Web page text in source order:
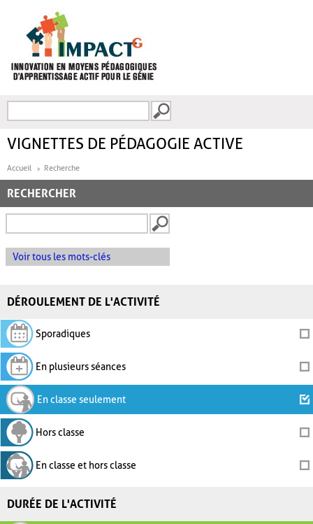
FORMULAIRE DE
VIGNETTES DE PÉDAGOGIE ACTIVE
Accueil Recherche
RECHERCHER
Voir tous les mots-clés
DÉROULEMENT DE L'ACTIVITÉ
Sporadiques
En plusieurs séances
En classe seulement
Hors classe
En classe et hors classe
DURÉE DE L'ACTIVITÉ